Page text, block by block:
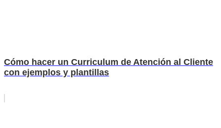
Cómo hacer un Curriculum de Atención al Cliente
con ejemplos y plantillas